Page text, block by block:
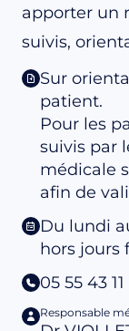
apporter un
suivis,
Sur
patient.
Pour les
suivis par
médicale
afin de
Du lundi
hors jours
05 55 43
Responsable